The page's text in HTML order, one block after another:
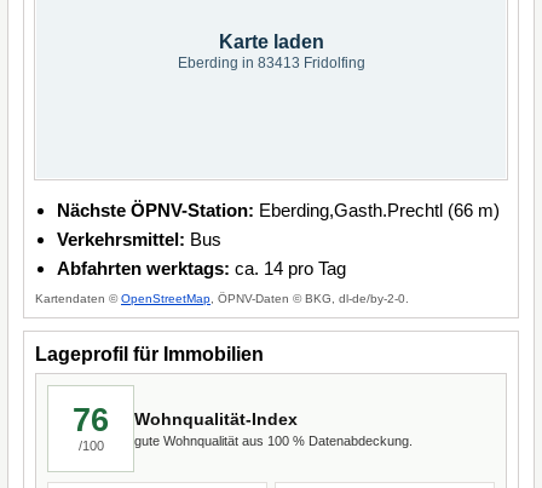
Karte laden
Eberding in 83413 Fridolfing
Nächste ÖPNV-Station: Eberding,Gasth.Prechtl (66 m)
Verkehrsmittel: Bus
Abfahrten werktags: ca. 14 pro Tag
Kartendaten ©OpenStreetMap , ÖPNV-Daten © BKG, dl-de/by-2-0.
Lageprofil für Immobilien
76
/100
Wohnqualität-Index
gute Wohnqualität aus 100 % Datenabdeckung.